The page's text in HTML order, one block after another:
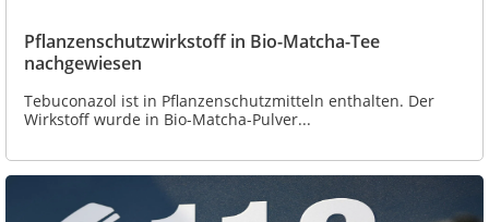
Pflanzenschutzwirkstoff in Bio-Matcha-Tee
nachgewiesen
Tebuconazol ist in Pflanzenschutzmitteln enthalten. Der
Wirkstoff wurde in Bio-Matcha-Pulver...